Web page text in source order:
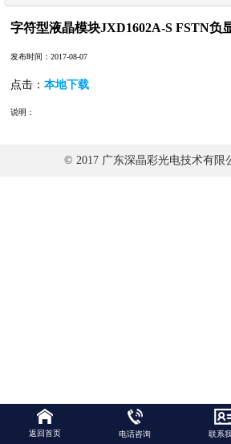
字符型液晶模块JXD1602A-S FSTN负
发布时间：2017-08-07
点击：本地下载
说明：
© 2017 广东深晶彩光电技术有限
返回首页 电话咨询 联系